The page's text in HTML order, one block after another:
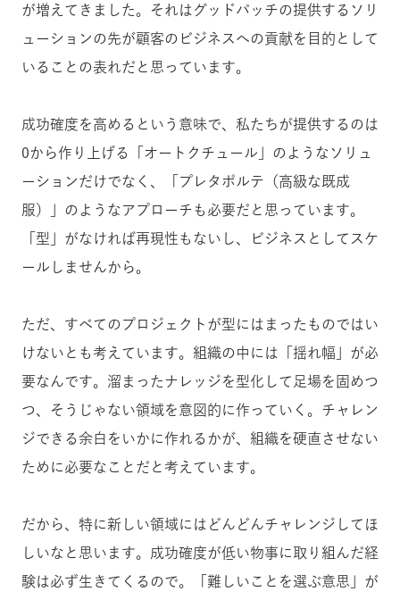
が増えてきました。それはグッドパッチの提供するソリ
ューションの先が顧客のビジネスへの貢献を目的と して
いることの表れだと思っています。
成功確度を高めるという意味で、私たちが提供するのは
0から作り上げる「オートクチュール」のようなソリュ
ーションだけでなく、「プレタポルテ（高級な既成
服）」のようなアプローチも必要だと思っています。
「型」がなければ再現性もないし、ビジネスとしてスケ
ールしませんから。
ただ、すべてのプロジェクトが型にはまったものではい
けないとも考えています。組織の中には「揺れ幅」が必
要なんです。溜まったナレッジを型化して足場を固めつ
つ、そうじゃない領域を意図的に作っていく。チャレン
ジできる余白をいかに作れるかが、組織を硬直させない
ために必要なことだと考えています。
だから、特に新しい領域にはどんどんチャレンジしてほ
しいなと思います。成功確度が低い物事に取り組んだ経
験は必ず生きてくるので。「難しいことを選ぶ意思」が